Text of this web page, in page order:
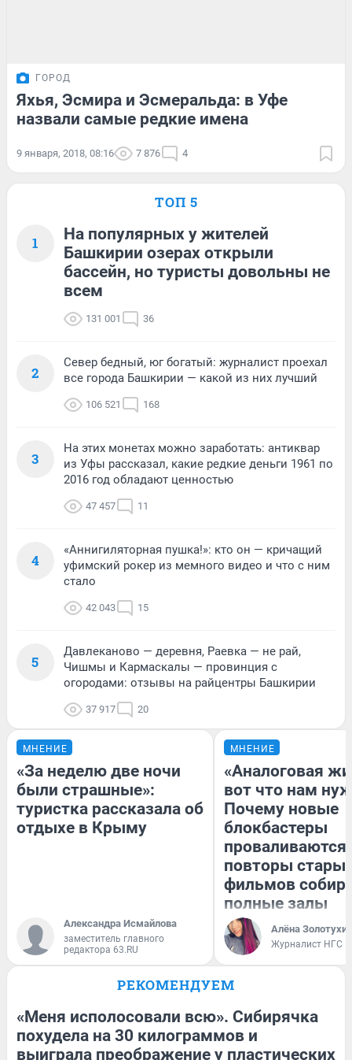
ГОРОД
Яхья, Эсмира и Эсмеральда: в Уфе
назвали самые редкие имена
9 января, 2018, 08:16 7 876 4
ТОП 5
1
На популярных у жителей
Башкирии озерах открыли
бассейн, но туристы довольны не
всем
131 001 36
2
Север бедный, юг богатый: журналист проехал
все города Башкирии — какой из них лучший
106 521 168
3
На этих монетах можно заработать: антиквар
из Уфы рассказал, какие редкие деньги 1961 по
2016 год обладают ценностью
47 457 11
4
«Аннигиляторная пушка!»: кто он — кричащий
уфимский рокер из мемного видео и что с ним
стало
42 043 15
5
Давлеканово — деревня, Раевка — не рай,
Чишмы и Кармаскалы — провинция с
огородами: отзывы на райцентры Башкирии
37 917 20
МНЕНИЕ
«За неделю две ночи
были страшные»:
туристка рассказала об
отдыхе в Крыму
Александра Исмайлова
заместитель главного
редактора 63.RU
МНЕНИЕ
«Аналоговая
вот что нам
Почему новые
блокбастеры
повторы
фильмов
полные залы
Алёна
Журналист НГС
РЕКОМЕНДУЕМ
«Меня исполосовали всю». Сибирячка
похудела на 30 килограммов и
выиграла преображение у пластических